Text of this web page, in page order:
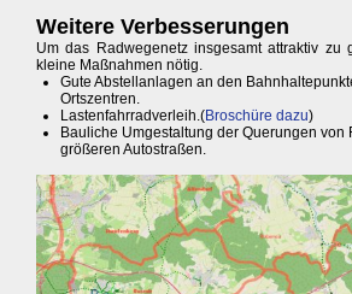
Weitere Verbesserungen
Um das Radwegenetz insgesamt attraktiv zu
kleine Maßnahmen nötig.
Gute Abstellanlagen an den
Ortszentren.
Lastenfahrradverleih.(Broschüre dazu)
Bauliche Umgestaltung der Querungen von
größeren Autostraßen.